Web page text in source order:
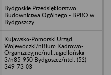
Bydgoskie Przedsiębiorstwo
Budownictwa Ogólnego - BPBO w
Bydgoszczy
Kujawsko-Pomorski Urząd
Wojewódzki/nBiuro Kadrowo-
Organizacyjne/nul.Jagiellońska
3/n85-950 Bydgoszcz/ntel. (52)
349-73-03